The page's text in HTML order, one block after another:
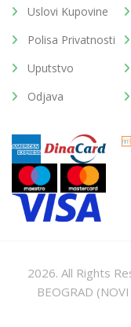
Uslovi Kupovine
Polisa Privatnosti
Uputstvo
Odjava
2026. All Rights
BEOGRAD